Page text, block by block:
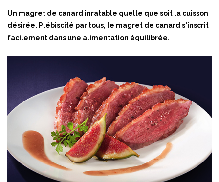
Un magret de canard inratable quelle que soit la cuisson
désirée. Plébiscité par tous, le magret de canard s'inscrit
facilement dans une alimentation équilibrée.